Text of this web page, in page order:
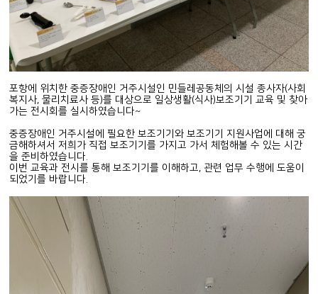
포항에 위치한 중증장애인 거주시설인 민들레공동체의 시설 종사자(사회
복지사, 물리치료사 등)를 대상으로 일상생활(식사)보조기기 교육 및 찾아
가는 전시회를 실시하였습니다~
중증장애인 거주시설에 필요한 보조기기와 보조기기 지원사업에 대해 궁
금해하셔서 저희가 직접 보조기기를 가지고 가서 체험해볼 수 있는 시간
을 준비하였습니다.
이번 교육과 전시를 통해 보조기기를 이해하고, 관련 업무 수행에 도움이
되었기를 바랍니다.